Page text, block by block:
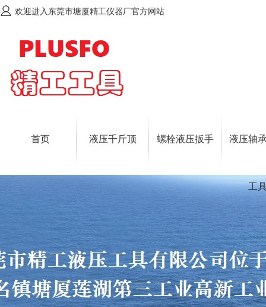
欢迎进入东莞市塘厦精工仪器厂官方网站
首页 液压千斤顶 螺栓液压扳手 液压轴
工